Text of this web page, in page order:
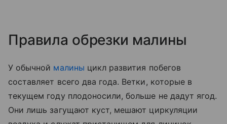
Правила обрезки малины
У обычной малины цикл развития побегов
составляет всего два года. Ветки, которые в
текущем году плодоносили, больше не дадут ягод.
Они лишь загущают куст, мешают циркуляции